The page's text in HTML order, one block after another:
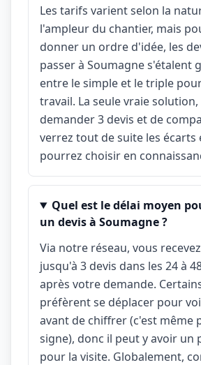
Les tarifs varient selon la
l'ampleur du chantier, mais
donner un ordre d'idée, les
passer à Soumagne s'étalent
entre le simple et le triple
travail. La seule vraie solution,
demander 3 devis et de
verrez tout de suite les écarts
pourrez choisir en
Quel est le délai moyen
un devis à Soumagne ?
Via notre réseau, vous
jusqu'à 3 devis dans les 24 à
après votre demande.
préfèrent se déplacer pour
avant de chiffrer (c'est même
signe), donc il peut y avoir un
pour la visite. Globalement,